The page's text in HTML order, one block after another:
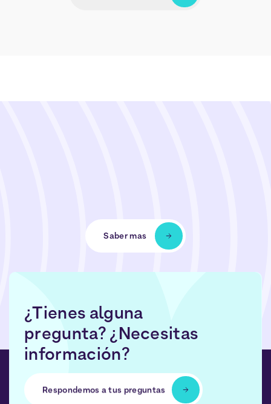
Saber mas
¿Tienes alguna
pregunta? ¿Necesitas
información?
Respondemos a tus preguntas